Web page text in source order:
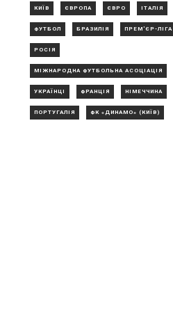
КИЇВ ЄВРОПА ЄВРО ІТАЛІЯ
ФУТБОЛ БРАЗИЛІЯ ПРЕМ'ЄР-ЛІГА
РОСІЯ
МІЖНАРОДНА ФУТБОЛЬНА АСОЦІАЦІЯ
УКРАЇНЦІ ФРАНЦІЯ НІМЕЧЧИНА
ПОРТУГАЛІЯ ФК «ДИНАМО» (КИЇВ)